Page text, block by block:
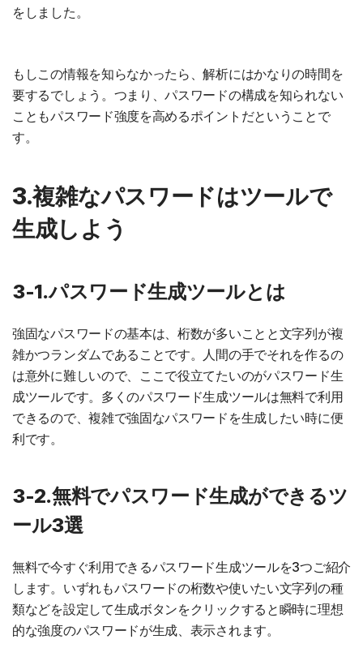
をしました。
もしこの情報を知らなかったら、解析にはかなりの時間を
要するでしょう。つまり、パスワードの構成を知られない
こともパスワード強度を高めるポイントだということで
す。
3.複雑なパスワードはツールで
生成しよう
3-1.パスワード生成ツールとは
強固なパスワードの基本は、桁数が多いことと文字列が複
雑かつランダムであることです。人間の手でそれを作るの
は意外に難しいので、ここで役立てたいのがパスワード生
成ツールです。多くのパスワード生成ツールは無料で利用
できるので、複雑で強固なパスワードを生成したい時に便
利です。
3-2.無料でパスワード生成ができるツ
ール3選
無料で今すぐ利用できるパスワード生成ツールを3つご紹介
します。いずれもパスワードの桁数や使いたい文字列の種
類などを設定して生成ボタンをクリックすると瞬時に理想
的な強度のパスワードが生成、表示されます。